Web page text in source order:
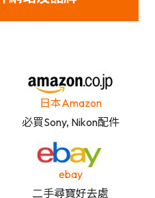
日本Amazon
必買Sony, Nikon配件
ebay
二手尋寶好去處